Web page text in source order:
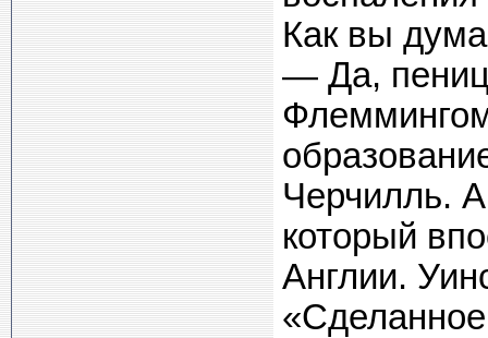
Как вы
— Да,
Черчилль.
который
Англии.